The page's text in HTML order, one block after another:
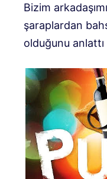
Bizim
şaraplardan
olduğunu anlattı